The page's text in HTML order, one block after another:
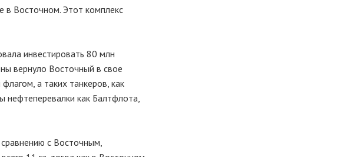
в Восточном. Этот комплекс
инвестировать 80 млн
вернуло Восточный в свое
а таких танкеров, как
нефтеперевалки как Балтфлота,
сравнению с Восточным,